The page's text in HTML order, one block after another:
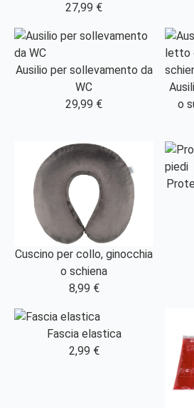
27,99 €
Ausilio per sollevamento da
WC
29,99 €
o
Cuscino per collo, ginocchia
o schiena
8,99 €
Fascia elastica
2,99 €